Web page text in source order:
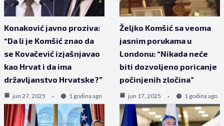
Konaković javno proziva:
“Da li je Komšić znao da
se Kovačević izjašnjavao
kao Hrvat i da ima
državljanstvo Hrvatske?”
jun 27, 2025 1 godina ago
Željko Komšić sa veoma
jasnim porukama u
Londonu: “Nikada neće
biti dozvoljeno poricanje
počinjenih zločina”
jun 17, 2025 1 godina ago